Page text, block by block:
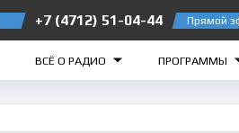
+7 (4712) 51-04-44 Прямой
ВСЁ О РАДИО ПРОГРАММЫ
Железногорск 105.2 FM